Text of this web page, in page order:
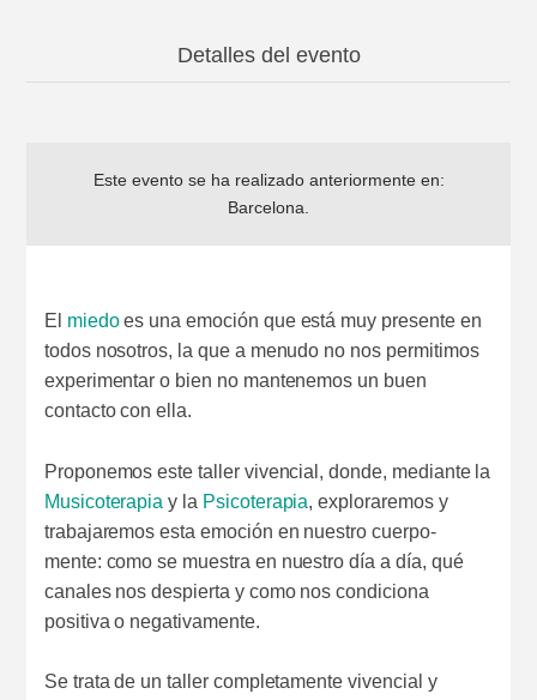
Detalles del evento
Este evento se ha realizado anteriormente en:
Barcelona
El miedoes una emoción que está muy presente en
todos nosotros, la que a menudo no nos permitimos
experimentar o bien no mantenemos un buen
contacto con ella.
Proponemos este taller vivencial, donde, mediante la
Musicoterapia y la Psicoterapia, exploraremos y
trabajaremos esta emoción en nuestro cuerpo-
mente: como se muestra en nuestro día a día, qué
canales nos despierta y como nos condiciona
positiva o negativamente.
Se trata de un taller completamente vivencial y